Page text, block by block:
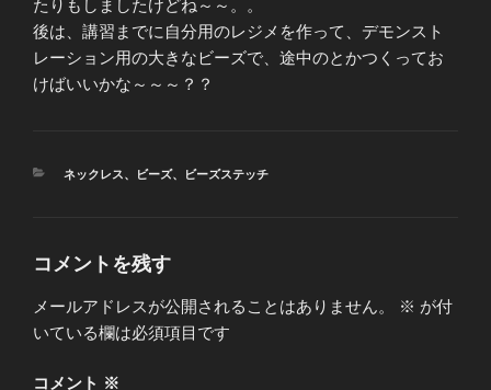
たりもしましたけどね～～。。
後は、講習までに自分用のレジメを作って、デモンスト
レーション用の大きなビーズで、途中のとかつくってお
けばいいかな～～～？？
カ
ネックレス、 ビーズ、 ビーズステッチ
コメントを残す
メールアドレスが公開されることはありません。 ※ が付
いている欄は必須項目です
コメント ※